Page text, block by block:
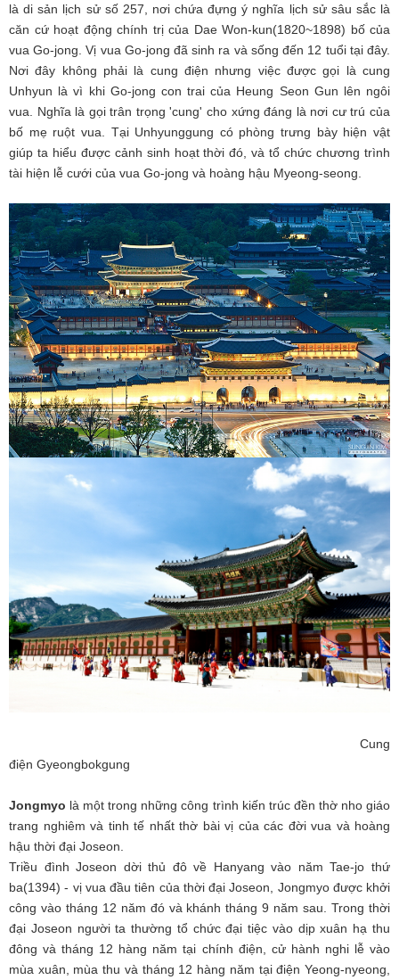
là di sản lịch sử số 257, nơi chứa đựng ý nghĩa lịch sử sâu sắc là
căn cứ hoạt động chính trị của Dae Won-kun(1820~1898) bố của
vua Go-jong. Vị vua Go-jong đã sinh ra và sống đến 12 tuổi tại đây.
Nơi đây không phải là cung điện nhưng việc được gọi là cung
Unhyun là vì khi Go-jong con trai của Heung Seon Gun lên ngôi
vua. Nghĩa là gọi trân trọng 'cung' cho xứng đáng là nơi cư trú của
bố mẹ ruột vua. Tại Unhyunggung có phòng trưng bày hiện vật
giúp ta hiểu được cảnh sinh hoạt thời đó, và tổ chức chương trình
tài hiện lễ cưới của vua Go-jong và hoàng hậu Myeong-seong.
Cung
điện Gyeongbokgung
Jongmyo là một trong những công trình kiến trúc đền thờ nho giáo
trang nghiêm và tinh tế nhất thờ bài vị của các đời vua và hoàng
hậu thời đại Joseon.
Triều đình Joseon dời thủ đô về Hanyang vào năm Tae-jo thứ
ba(1394) - vị vua đầu tiên của thời đại Joseon, Jongmyo được khởi
công vào tháng 12 năm đó và khánh tháng 9 năm sau. Trong thời
đại Joseon người ta thường tổ chức đại tiệc vào dịp xuân hạ thu
đông và tháng 12 hàng năm tại chính điện, cử hành nghi lễ vào
mùa xuân, mùa thu và tháng 12 hàng năm tại điện Yeong-nyeong,